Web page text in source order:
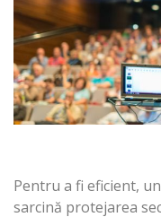
Pentru a fi eficient,
sarcină protejarea